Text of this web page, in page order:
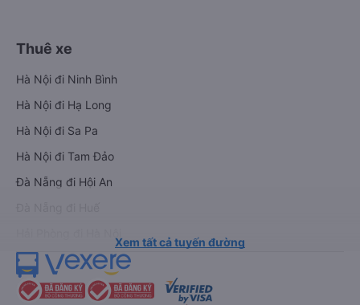
Thuê xe
Hà Nội đi Ninh Bình
Hà Nội đi Hạ Long
Hà Nội đi Sa Pa
Hà Nội đi Tam Đảo
Đà Nẵng đi Hội An
Xem tất cả tuyến đường